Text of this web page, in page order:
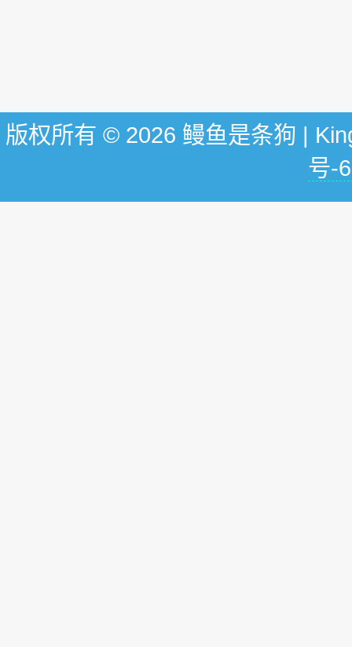
版权所有 © 2026 鳗鱼是条狗 |
号-